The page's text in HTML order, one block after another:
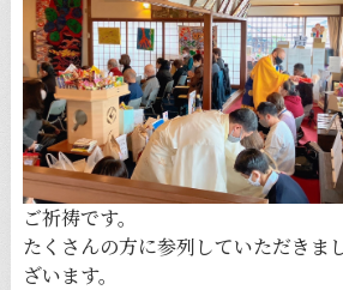
ご祈祷です。
たくさんの方に参列していただきま
ざいます。